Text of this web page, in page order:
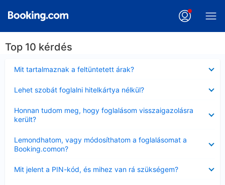
Top 10 kérdés
Mit tartalmaznak a feltüntetett árak?
Lehet szobát foglalni hitelkártya nélkül?
Honnan tudom meg, hogy foglalásom visszaigazolásra
került?
Lemondhatom, vagy módosíthatom a foglalásomat a
Booking.comon?
Mit jelent a PIN-kód, és mihez van rá szükségem?